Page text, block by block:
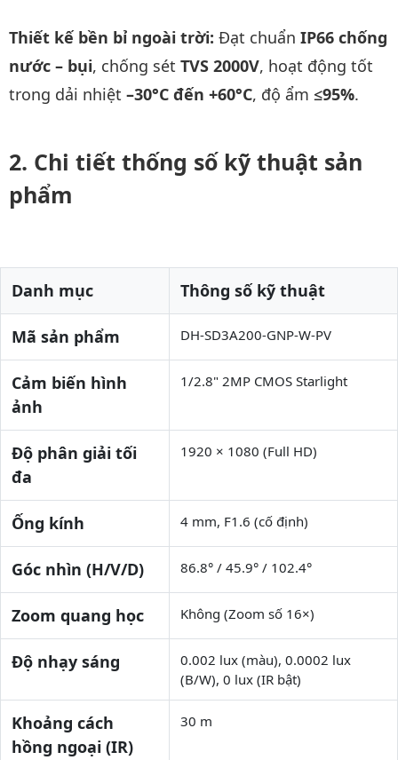
Thiết kế bền bỉ ngoài trời: Đạt chuẩn IP66 chống
nước – bụi, chống sét TVS 2000V, hoạt động tốt
trong dải nhiệt –30°C đến +60°C, độ ẩm ≤95%.
Chi tiết thống số kỹ thuật sản
phẩm
Danh mục Thông số kỹ thuật
Mã sản phẩm DH-SD3A200-GNP-W-PV
Cảm biến hình
ảnh
1/2.8" 2MP CMOS Starlight
Độ phân giải tối
đa
1920 × 1080 (Full HD)
Ống kính 4 mm, F1.6 (cố định)
Góc nhìn (H/V/D) 86.8° / 45.9° / 102.4°
Zoom quang học Không (Zoom số 16×)
Độ nhạy sáng
0.002 lux (màu), 0.0002 lux
(B/W), 0 lux (IR bật)
Khoảng cách
hồng ngoại (IR)
30 m